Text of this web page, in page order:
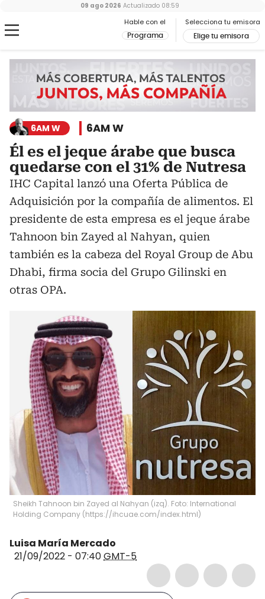
Hable con el
Programa
Selecciona tu emisora
Elige tu emisora
09 ago 2026 Actualizado 08:59
6AM W 6AM W
Él es el jeque árabe que busca
quedarse con el 31% de Nutresa
IHC Capital lanzó una Oferta Pública de
Adquisición por la compañía de alimentos. El
presidente de esta empresa es el jeque árabe
Tahnoon bin Zayed al Nahyan, quien
también es la cabeza del Royal Group de Abu
Dhabi, firma socia del Grupo Gilinski en
otras OPA.
Sheikh Tahnoon bin Zayed al Nahyan (izq). Foto: International
Holding Company (https://ihcuae.com/index.html)
Luisa María Mercado
21/09/2022 - 07:40GMT-5